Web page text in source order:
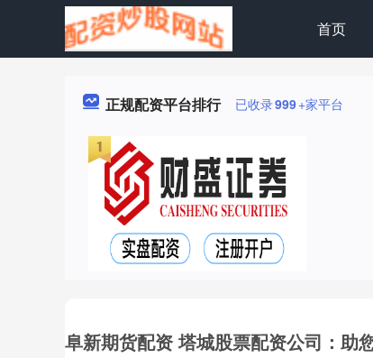
首页
正规配资平台排行 已收录999+家平台
阜新期货配资 塔城股票配资公司：助